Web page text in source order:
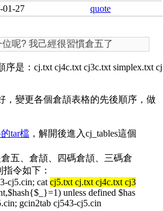
01-27 quote
呢? 我己經很習慣倉五了
是：cj.txt cj4c.txt cj3c.txt simplex.txt cj
，變更各個倉頡表格的先後順序，做
tar檔 ，解開後進入cj_tables這個
五、倉頡、四碼倉頡、三碼倉
令如下：
cj5.cin; catcj5.txt cj.txt cj4c.txt cj3
unless defined $has
gcin2tab cj543-cj5.cin